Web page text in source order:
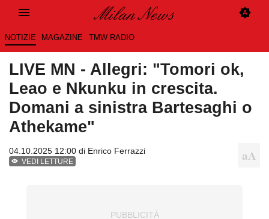
NOTIZIE MAGAZINE TMW RADIO
LIVE MN - Allegri: "Tomori ok,
Leao e Nkunku in crescita.
Domani a sinistra Bartesaghi o
Athekame"
04.10.2025 12:00 di Enrico Ferrazzi
VEDI LETTURE